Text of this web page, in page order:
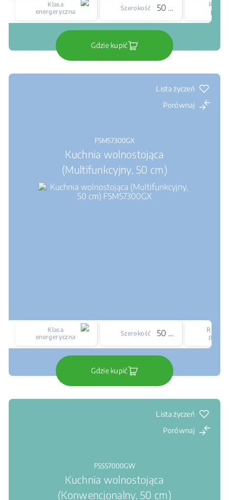
Klasa
energeryczna
Szerokość 50 cm
Rodzaj
płyty
Gdzie kupić
Lista życzeń
Porównaj
FSM57300GX
Kuchnia wolnostojąca
(Multifunkcyjny, 50 cm)
Klasa
energeryczna
Szerokość 50 cm
Rodzaj
płyty
Gdzie kupić
Lista życzeń
Porównaj
FSS57000GW
Kuchnia wolnostojąca
(Konwencjonalny, 50 cm)